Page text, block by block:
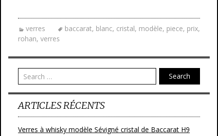
e
b
o
o
k
itt
er
ai
l
ta
g
er
verres baccarat, blanc, cristal, modèle, piece, prix,
rohan, verres
Search
ARTICLES RÉCENTS
Verres à whisky modèle Sévigné cristal de Baccarat H9